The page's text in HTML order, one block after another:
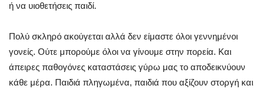
ή να υιοθετήσεις παιδί.
Πολύ σκληρό ακούγεται αλλά δεν είμαστε όλοι γεννημένοι
γονείς. Ούτε μπορούμε όλοι να γίνουμε στην πορεία. Και
άπειρες παθογόνες καταστάσεις γύρω μας το αποδεικνύουν
κάθε μέρα. Παιδιά πληγωμένα, παιδιά που αξίζουν στοργή και